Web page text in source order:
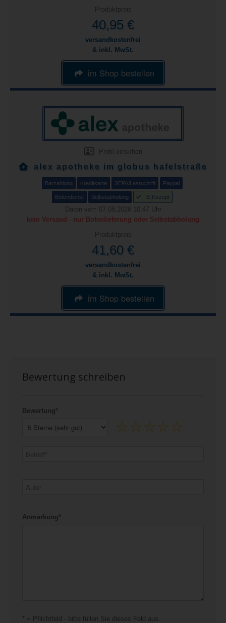
Produktpreis
40,95 €
versandkostenfrei
& inkl. MwSt.
im Shop bestellen
Profil einsehen
alex apotheke im globus hafelstraße
Barzahlung Kreditkarte SEPA/Lastschrift Paypal
Botendienst Selbstabholung E-Rezept
Daten vom 07.08.2026 10:47 Uhr
kein Versand - nur Botenlieferung oder Selbstabholung
Produktpreis
41,60 €
versandkostenfrei
& inkl. MwSt.
im Shop bestellen
Bewertung schreiben
Bewertung*
Anmerkung*
* = Pflichtfeld - bitte füllen Sie dieses Feld aus.